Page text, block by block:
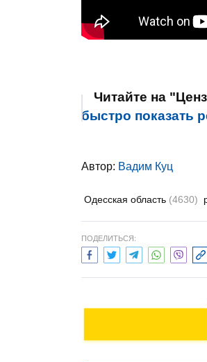
Читайте на
быстро показать
Автор: Вадим Куц
Одесская область (4630)
ПОДЕЛИТЬСЯ: